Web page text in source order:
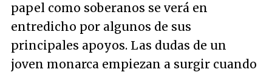
papel como soberanos se verá en
entredicho por algunos de sus
principales apoyos. Las dudas de un
joven monarca empiezan a surgir cuando